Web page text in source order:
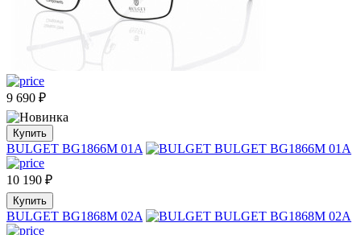
9 690 ₽
Купить
BULGET BG1866M 01A
10 190 ₽
Купить
BULGET BG1868M 02A